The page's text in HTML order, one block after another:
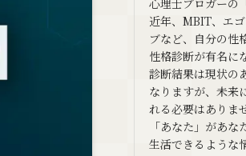
近年、MBIT、エ
ブなど、自分の性
性格診断が有名に
診断結果は現状の
なりますが、未来
れる必要はありま
「あなた」があ
生活できるような